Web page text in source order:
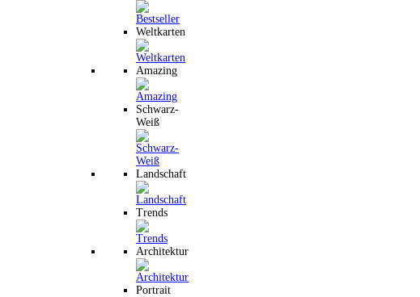
Weltkarten
Amazing
Schwarz-
Weiß
Landschaft
Trends
Architektur
Portrait